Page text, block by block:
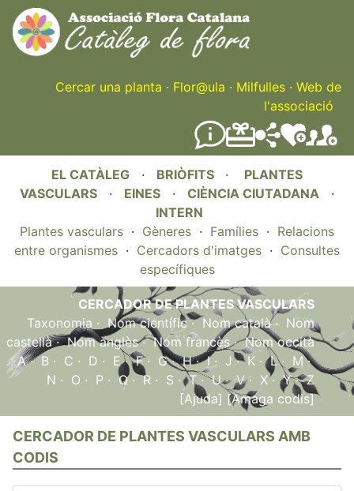
Skip
to
main
content
Cercar una planta · Flor@ula · Milfulles · Web de
l'associació
EL CATÀLEG · BRIÒFITS · PLANTES
VASCULARS · EINES · CIÈNCIA CIUTADANA ·
INTERN
Plantes vasculars · Gèneres · Famílies · Relacions
entre organismes · Cercadors d'imatges · Consultes
específiques
CERCADOR DE PLANTES VASCULARS
Taxonomia · Nom científic·Nom català· Nom
castellà·Nom anglès·Nom francès·Nom occità
A·B · C · D · E·F· G·H·I· J ·K ·L· M·
N · O · P · Q·R · S ·T ·U·V· X·Y·Z
[Ajuda] [Amaga codis]
CERCADOR DE PLANTES VASCULARS AMB
CODIS